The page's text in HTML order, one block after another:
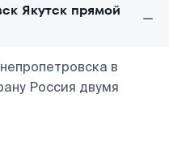
Якутск прямой
в
Россия двумя